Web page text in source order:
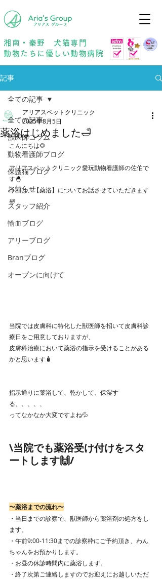
湘南・秦野 犬猫専門
動物たちに優しい動物病院
記事
全ての記事
獣医師コラム
動物看護師ブログ
保護猫ブログ
お知らせ
スタッフ紹介
輸血ブログ
アリーブログ
Branブログ
オープンに向けて
全ての記事
薬浴はじめました🛁
アリアスペットクリニック
2025年8月5日
こんにちは🌻
アリアスペットクリニック愛玩動物看護師の佐伯で
す🐣
今回は、【薬浴】についてお話させていただきます
🛀
当院では皮膚科に特化した獣医師を招いて皮膚科診
療日をご用意しておりますが、
皮膚科治療において薬浴の指示を受けることがある
かと思います🧴
指示通りに薬浴して、乾かして、保湿す
る、、、、、
ってなかなか大変ですよね💦
\当院でも薬浴受け付けをスタ
ートします🙌/
〜薬浴までの流れ〜
・当日までの診察で、獣医師から薬浴剤の処方をし
ます。
・午前9:00-11:30までの診察枠にご予約頂き、わん
ちゃんをお預かりします。
・お昼の休診時間内に薬浴します。
・終了次第ご連絡しますのでお迎えにお越しいただ